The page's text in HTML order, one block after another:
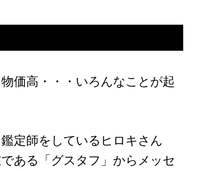
価高・・・いろんなことが起
定師をしているヒロキさん
ある「グスタフ」からメッセ